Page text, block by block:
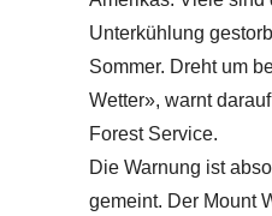
Unterkühlung
Sommer. Dreht um
Wetter», warnt
Forest Service.
Die Warnung ist
gemeint. Der Mount